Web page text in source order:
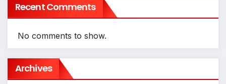
Recent Comments
No comments to show.
Archives